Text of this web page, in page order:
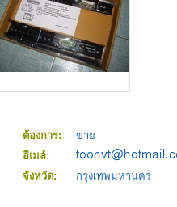
ต้องการ:
ขาย
อีเมล์:
จังหวัด:
กรุงเทพมหานคร